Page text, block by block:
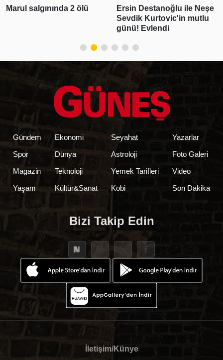
Marul salgınında 2 ölü
Ersin Destanoğlu ile Neşe
Sevdik Kurtovic'in mutlu
günü! Evlendi
Gündem
Spor
Magazin
Yaşam
Ekonomi
Dünya
Teknoloji
Kültür&Sanat
Seyahat
Astroloji
Yemek Tarifleri
Kobi
Yazarlar
Foto Galeri
Video
Son Dakika
Bizi Takip Edin
İletişim/Künye